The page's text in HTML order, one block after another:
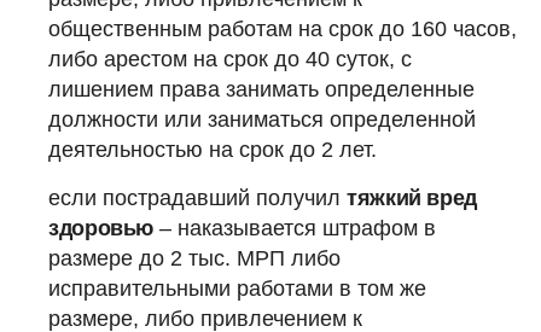
общественным работам на срок до 160 часов,
либо арестом на срок до 40 суток, с
лишением права занимать определенные
должности или заниматься определенной
деятельностью на срок до 2 лет.
если пострадавший получил тяжкий вред
здоровью – наказывается штрафом в
размере до 2 тыс. МРП либо
исправительными работами в том же
размере, либо привлечением к